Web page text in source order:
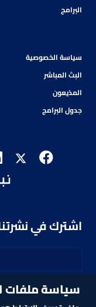
البرامج
سياسة الخصوصية
البث المباشر
المذيعون
جدول البرامج
اشترك في
سياسة ملفات